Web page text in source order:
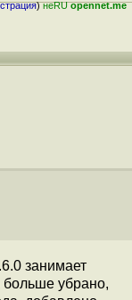
)неRUopennet.me
занимает
больше убрано,